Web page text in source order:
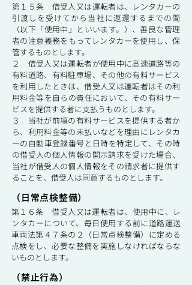
第１５条 借受人又は運転者は、レンタカーの
引渡しを受けてから当社に返還するまでの間
（以下「使用中」といいます。）、善良な管理
者の注意義務をもってレンタカーを使用し、保
管するものとします。
２ 借受人又は運転者が使用中に高速道路等の
有料道路、有料駐車場、その他の有料サービス
を利用したときは、借受人又は運転者はその利
用料金等を自らの責任において、その有料サー
ビスを提供する者に支払うものとします。
３ 当社が前項の有料サービスを提供する者か
ら、利用料金等の未払いなどを理由にレンタカ
ーの自動車登録番号と日時を特定して、その時
の借受人の個人情報の開示請求を受けた場合、
当社が借受人の個人情報をその請求者に提供す
ることを、借受人は同意するものとします。
（日常点検整備）
第１６条 借受人又は運転者は、使用中に、レ
ンタカーについて、毎日使用する前に道路運送
車両法第４７条の２（日常点検整備）に定める
点検をし、必要な整備を実施しなければならな
いものとします。
（禁止行為）